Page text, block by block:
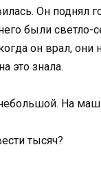
Он поднял
были светло-
он врал, они
это знала.
На
тысяч?